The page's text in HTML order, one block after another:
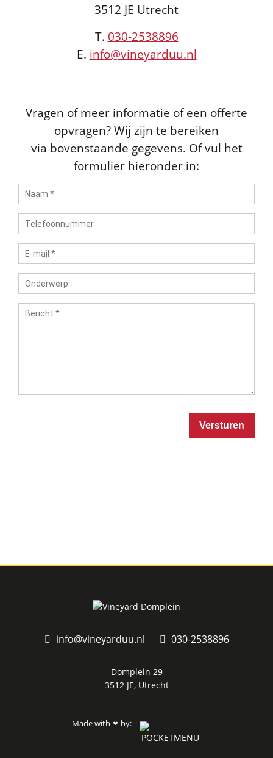
3512 JE Utrecht
T. 030-2538896
E. info@vineyarduu.nl
Vragen of meer informatie of een offerte
opvragen? Wij zijn te bereiken
via bovenstaande gegevens. Of vul het
formulier hieronder in:
Versturen
info@vineyarduu.nl 030-2538896
Domplein 29
3512 JE, Utrecht
Made with ❤ by: